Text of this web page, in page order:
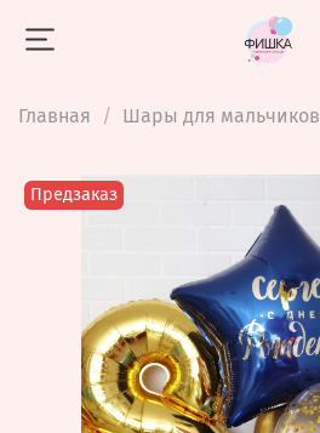
Главная Шары для мальчиков
Предзаказ